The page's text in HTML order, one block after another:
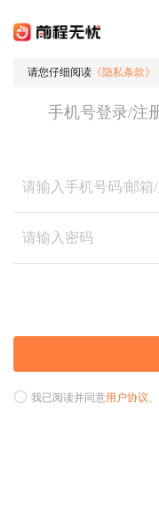
请您仔细阅读 《隐私条款》
手机号登录/注
我已阅读并同意用户协议、